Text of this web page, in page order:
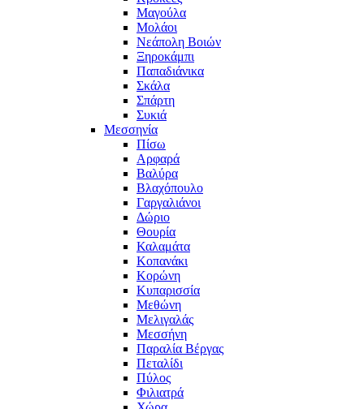
Μαγούλα
Μολάοι
Νεάπολη Βοιών
Ξηροκάμπι
Παπαδιάνικα
Σκάλα
Σπάρτη
Συκιά
Μεσσηνία
Πίσω
Αρφαρά
Βαλύρα
Βλαχόπουλο
Γαργαλιάνοι
Δώριο
Θουρία
Καλαμάτα
Κοπανάκι
Κορώνη
Κυπαρισσία
Μεθώνη
Μελιγαλάς
Μεσσήνη
Παραλία Βέργας
Πεταλίδι
Πύλος
Φιλιατρά